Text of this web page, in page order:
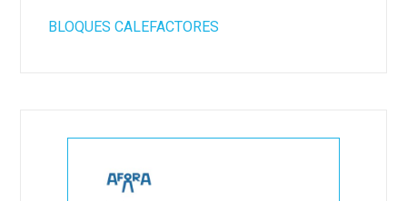
BLOQUES CALEFACTORES